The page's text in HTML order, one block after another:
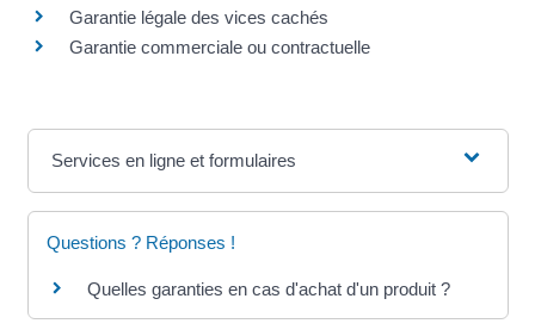
Garantie légale des vices cachés
Garantie commerciale ou contractuelle
Services en ligne et formulaires
Questions ? Réponses !
Quelles garanties en cas d'achat d'un produit ?